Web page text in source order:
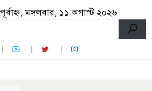
মঙ্গলবার, ১১ অগাস্ট ২০২৬